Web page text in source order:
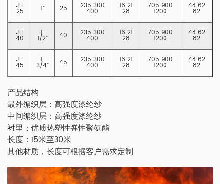
JFI
25 1” 25 235 300
400
16 21
28
705 900
1200
48 62
82
JFI
40
1-
1/2” 40 235 300
400
16 21
28
705 900
1200
48 62
82
JFI
45
1-
3/4” 45 235 300
400
16 21
28
705 900
1200
48 62
82
产品结构
最外编织层：高强度涤纶纱
中间编织层：高强度涤纶纱
衬里：优质热塑性弹性聚氨酯
长度：15米至30米
其他材质，长度可根据客户需求定制